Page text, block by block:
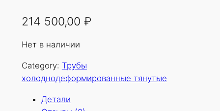
214 500,00 ₽
Нет в наличии
Category: Трубы
холоднодеформированные тянутые
Детали